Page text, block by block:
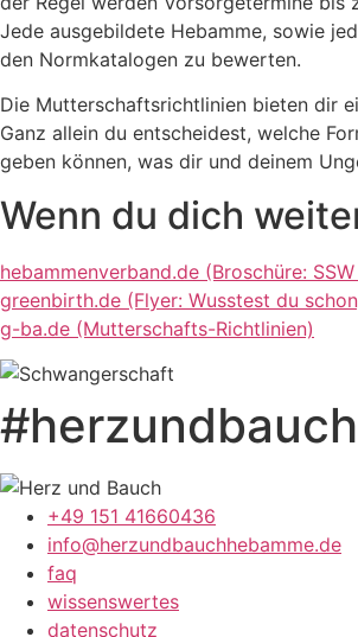
Jede ausgebildete Hebamme, sowie
den Normkatalogen zu bewerten.
Die Mutterschaftsrichtlinien bieten dir
Ganz allein du entscheidest, welche
geben können, was dir und deinem
Wenn du dich
hebammenverband.de (Broschüre:
greenbirth.de (Flyer: Wusstest du
g-ba.de (Mutterschafts-Richtlinien)
#herzundbauch
+49 151 41660436
info@herzundbauchhebamme.de
faq
wissenswertes
datenschutz